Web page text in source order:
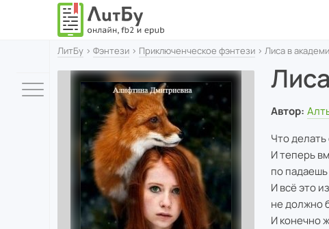
ЛитБу › Фэнтези › Приключенческое фэнтези › Лиса в
Автор:
Что делать
И теперь
по
И всё это
не должно
И конечно